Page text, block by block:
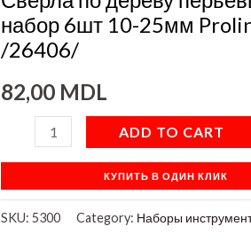
набор 6шт 10-25мм
/26406/
82,00 MDL
25мм
/26406/
quantity
ADD TO CART
КУПИТЬ В ОДИН КЛИК
SKU:5300 Category: Наборы